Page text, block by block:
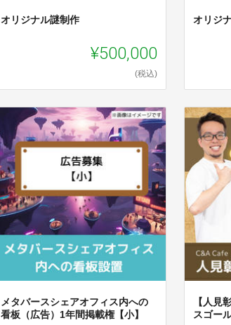
オリジナル謎制作
¥500,000
(税込)
オリジ
メタバースシェアオフィス内への
看板（広告）1年間掲載権【小】
【人見
スゴー